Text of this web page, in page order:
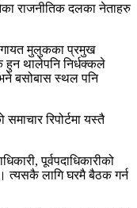
राजनीतिक दलका नेताहरु
मुलुकका प्रमुख
हुन थालेपनि निर्धक्कले
बसोबास स्थल पनि
रिपोर्टमा यस्तै
पूर्वपदाधिकारीको
त्यसकै लागि घरमै बैठक गर्न